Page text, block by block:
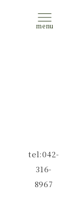
tel:042-
316-
8967